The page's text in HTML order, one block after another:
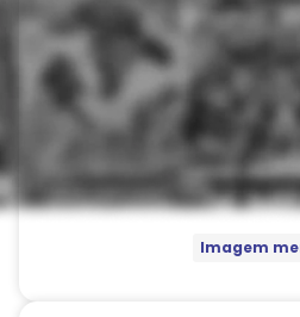
Imagem